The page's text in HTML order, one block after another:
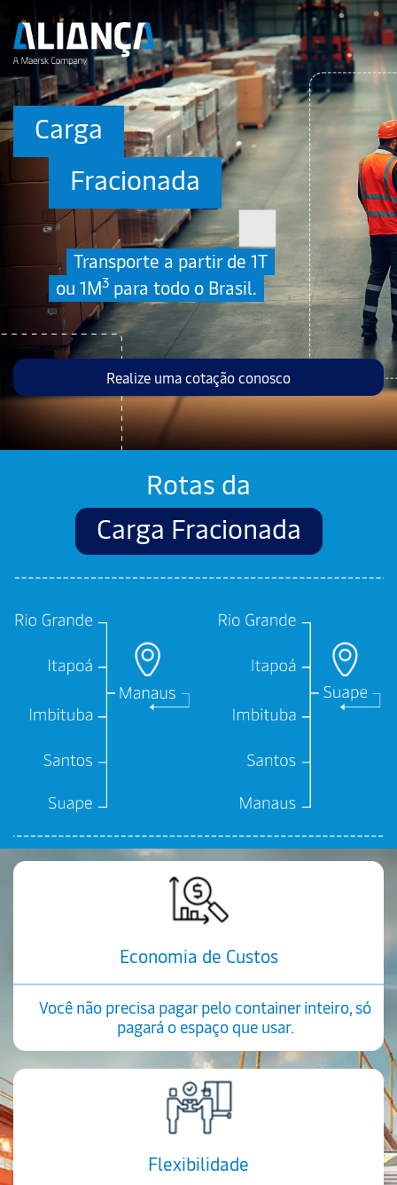
Carga
Fracionada
Transporte a partir de 1T
ou 1M3 para todo o Brasil.
Realize uma cotação conosco
Rotas da
Carga Fracionada
Economia de Custos
Você não precisa pagar pelo container inteiro, só
pagará o espaço que usar.
Flexibilidade